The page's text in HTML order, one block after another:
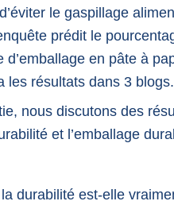
le gaspillage
prédit le
en pâte à
les résultats dans 3 blogs.
nous discutons des
et l’emballage
durabilité est-elle